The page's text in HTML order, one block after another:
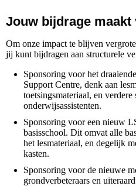
Jouw bijdrage maakt
Om onze impact te blijven
jij kunt bijdragen aan structurele
Sponsoring voor het
Support Centre, denk aan
toetsingsmateriaal, en
onderwijsassistenten.
Sponsoring voor een nieuw
basisschool. Dit omvat alle
het lesmateriaal, en degelijk
kasten.
Sponsoring voor de nieuwe
grondverbeteraars en